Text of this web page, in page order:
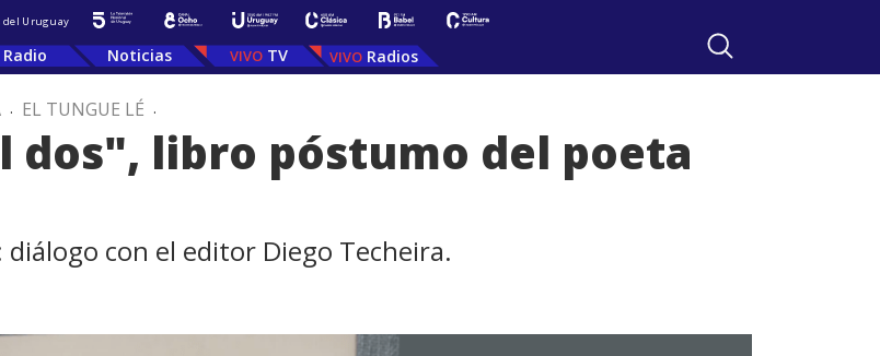
del Uruguay
Radio Noticias TV Radios
. EL TUNGUE LÉ .
dos", libro póstumo del poeta
con el editor Diego Techeira.